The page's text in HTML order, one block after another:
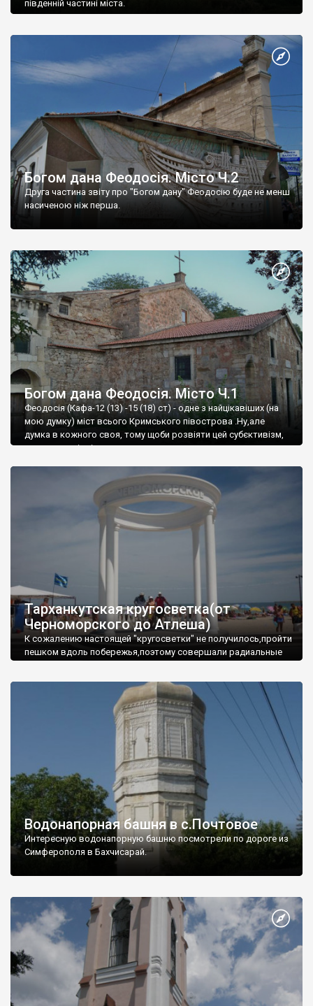
південній частині міста.
Богом дана Феодосія. Місто Ч.2
Друга частина звіту про "Богом дану" Феодосію буде не менш
насиченою ніж перша.
Богом дана Феодосія. Місто Ч.1
Феодосія (Кафа-12 (13) -15 (18) ст) - одне з найцікавіших (на
мою думку) міст всього Кримського півострова .Ну,але
думка в кожного своя, тому щоби розвіяти цей субєктивізм,
запрошую відвідати це
Тарханкутская кругосветка(от
Черноморского до Атлеша)
К сожалению настоящей "кругосветки" не получилось,пройти
пешком вдоль побережья,поэтому совершали радиальные
Водонапорная башня в с.Почтовое
Интересную водонапорную башню посмотрели по дороге из
Симферополя в Бахчисарай.